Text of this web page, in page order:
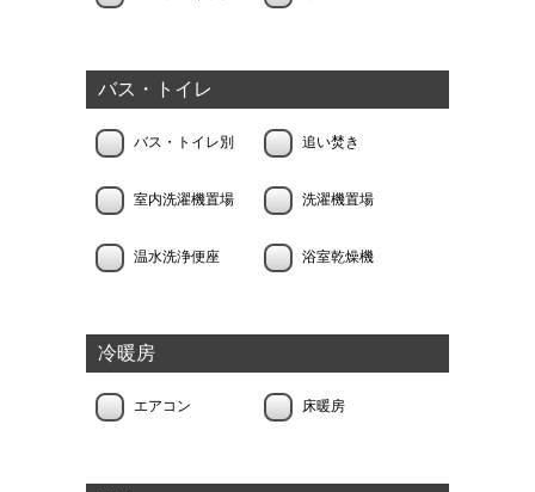
バス・トイレ
バス・トイレ別 追い焚き
室内洗濯機置場 洗濯機置場
温水洗浄便座 浴室乾燥機
冷暖房
エアコン 床暖房